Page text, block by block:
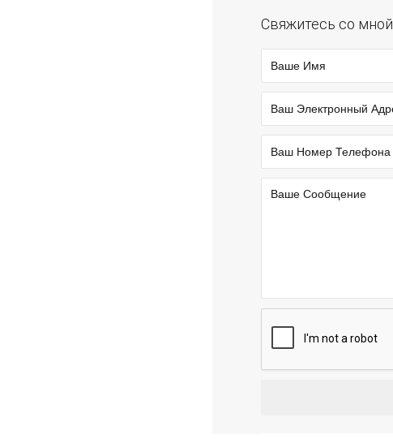
Свяжитесь со мной